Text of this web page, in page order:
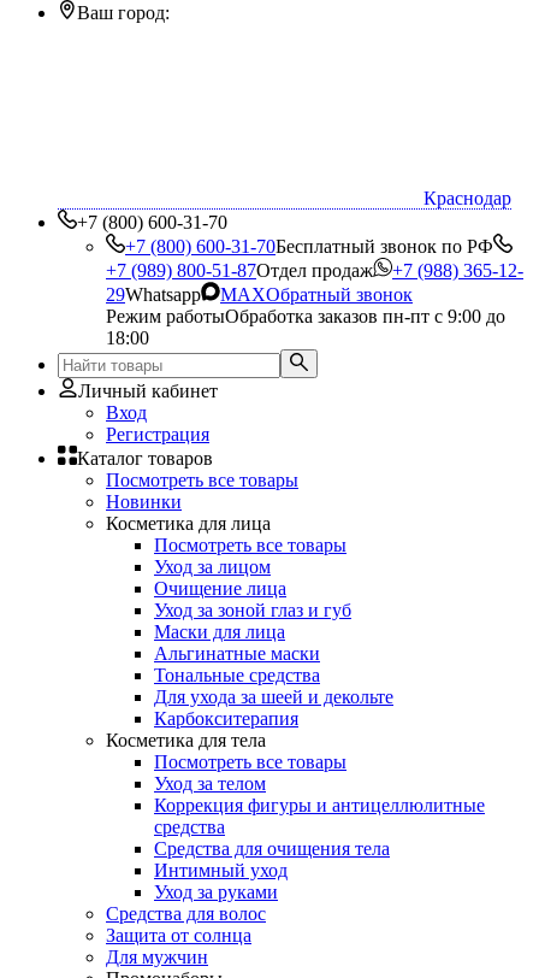
Ваш город:
Краснодар
+7 (800) 600-31-70
+7 (800) 600-31-70Бесплатный звонок по РФ
+7 (989) 800-51-87Отдел продаж
+7 (988) 365-12-
29Whatsapp MAXОбратный звонок
Режим работыОбработка заказов пн-пт с 9:00 до
18:00
Личный кабинет
Вход
Регистрация
Каталог товаров
Посмотреть все товары
Новинки
Косметика для лица
Посмотреть все товары
Уход за лицом
Очищение лица
Уход за зоной глаз и губ
Маски для лица
Альгинатные маски
Тональные средства
Для ухода за шеей и декольте
Карбокситерапия
Косметика для тела
Посмотреть все товары
Уход за телом
Коррекция фигуры и антицеллюлитные
средства
Средства для очищения тела
Интимный уход
Уход за руками
Средства для волос
Защита от солнца
Для мужчин